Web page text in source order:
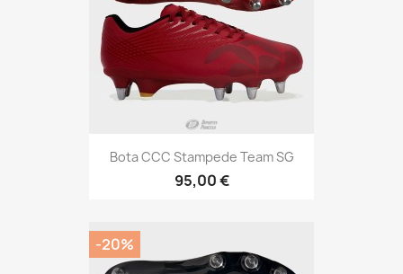
Bota CCC Stampede Team SG
95,00 €
-20%